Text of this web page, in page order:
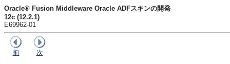
Oracle® Fusion Middleware Oracle ADFスキンの開発
12c (12.2.1)
E69962-01
前 次